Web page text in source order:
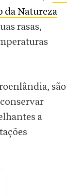
da Natureza
rasas,
são
a